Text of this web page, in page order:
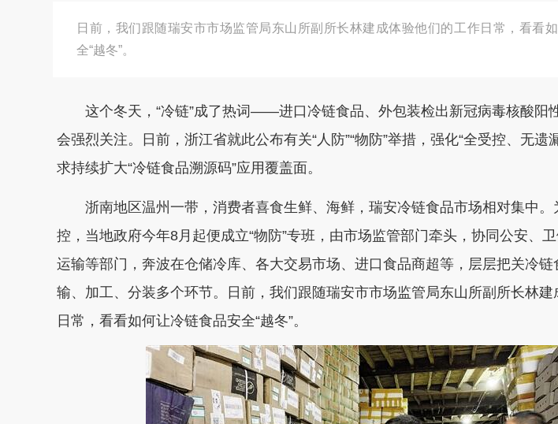
日前，我们跟随瑞安市市场监管局东山所副所长林建成体验他们的工作日常，看看
全“越冬”。
这个冬天，“冷链”成了热词——进口冷链食品、外包装检出新冠病毒核酸阳
会强烈关注。日前，浙江省就此公布有关“人防”“物防”举措，强化“全受控、无遗
求持续扩大“冷链食品溯源码”应用覆盖面。
浙南地区温州一带，消费者喜食生鲜、海鲜，瑞安冷链食品市场相对集中
控，当地政府今年8月起便成立“物防”专班，由市场监管部门牵头，协同公安、
运输等部门，奔波在仓储冷库、各大交易市场、进口食品商超等，层层把关冷链
输、加工、分装多个环节。日前，我们跟随瑞安市市场监管局东山所副所长林
日常，看看如何让冷链食品安全“越冬”。